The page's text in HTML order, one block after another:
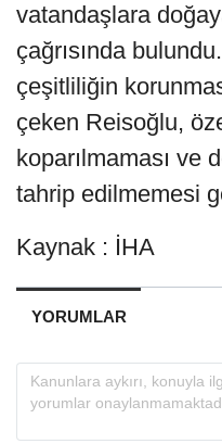
vatandaşlara
çağrısında
çeşitliliğin
çeken Reisoğlu,
koparılmaması ve
tahrip edilmemesi
Kaynak : İHA
YORUMLAR